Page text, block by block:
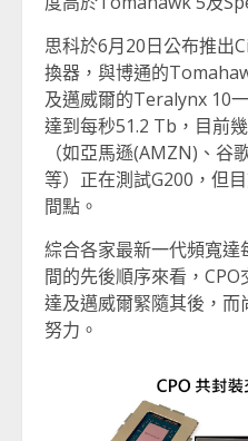
思科於6月20日公布推出
換器，與博通的
及邁威爾的Teralynx 10
達到每秒51.2 Tb，目前
（如亞馬遜(AMZN)、谷
等）正在測試G200，但
間點。
綜合各家最新一代頻寬
間的先後順序來看，
達及邁威爾緊隨其後，
努力。